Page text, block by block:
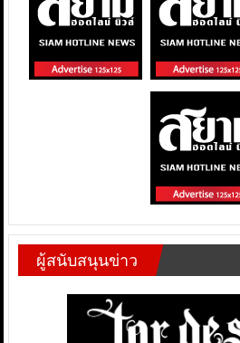
ผู้สนับสนุนข่าว